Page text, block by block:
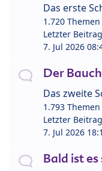
Das erste
1.720
Letzter
7. Jul 2026
Der
Das zweite
1.793
Letzter
7. Jul 2026
Bald ist